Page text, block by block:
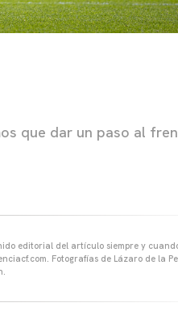
que dar un paso al
editorial del artículo siempre y
Fotografías de Lázaro de la